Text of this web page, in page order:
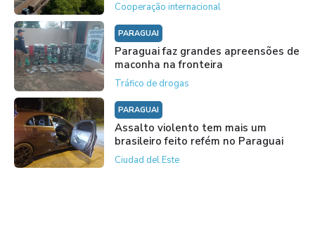
Cooperação internacional
PARAGUAI
Paraguai faz grandes apreensões de
maconha na fronteira
Tráfico de drogas
PARAGUAI
Assalto violento tem mais um
brasileiro feito refém no Paraguai
Ciudad del Este